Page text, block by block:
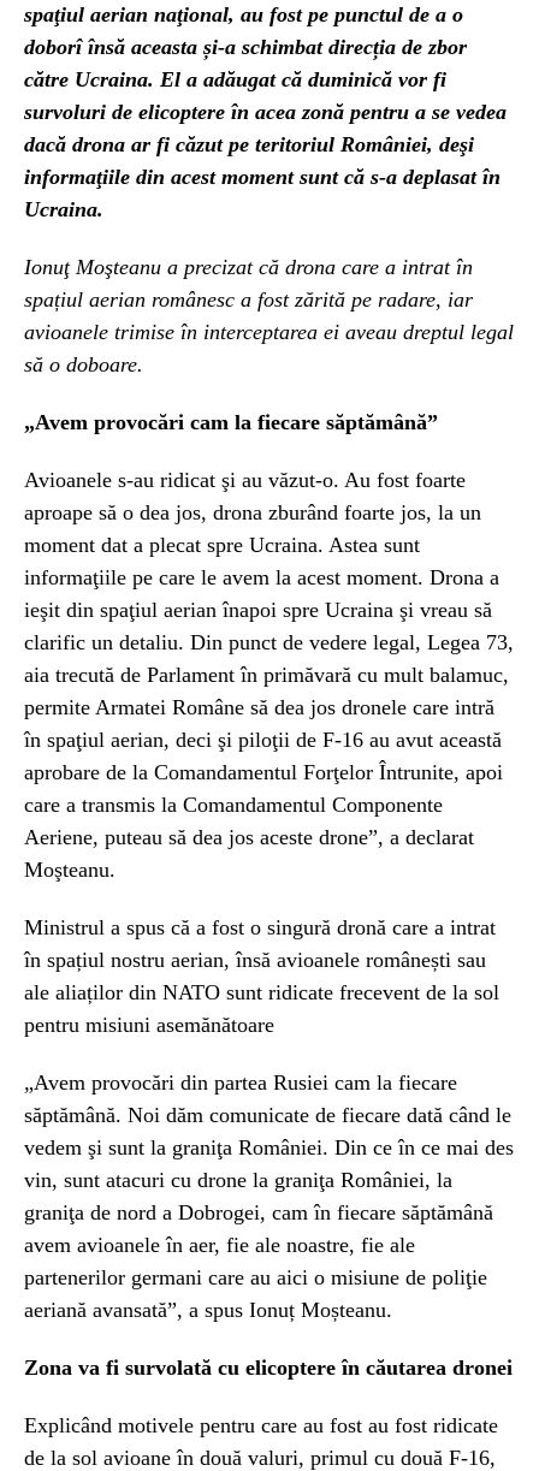
spaţiul aerian naţional, au fost pe punctul de a o
doborî însă aceasta și-a schimbat direcția de zbor
către Ucraina. El a adăugat că duminică vor fi
survoluri de elicoptere în acea zonă pentru a se vedea
dacă drona ar fi căzut pe teritoriul României, deşi
informaţiile din acest moment sunt că s-a deplasat în
Ucraina.
Ionuţ Moşteanu a precizat că drona care a intrat în
spațiul aerian românesc a fost zărită pe radare, iar
avioanele trimise în interceptarea ei aveau dreptul legal
să o doboare.
„Avem provocări cam la fiecare săptămână”
Avioanele s-au ridicat şi au văzut-o. Au fost foarte
aproape să o dea jos, drona zburând foarte jos, la un
moment dat a plecat spre Ucraina. Astea sunt
informaţiile pe care le avem la acest moment. Drona a
ieşit din spaţiul aerian înapoi spre Ucraina şi vreau să
clarific un detaliu. Din punct de vedere legal, Legea 73,
aia trecută de Parlament în primăvară cu mult balamuc,
permite Armatei Române să dea jos dronele care intră
în spaţiul aerian, deci şi piloţii de F-16 au avut această
aprobare de la Comandamentul Forţelor Întrunite, apoi
care a transmis la Comandamentul Componente
Aeriene, puteau să dea jos aceste drone”, a declarat
Moşteanu.
Ministrul a spus că a fost o singură dronă care a intrat
în spațiul nostru aerian, însă avioanele românești sau
ale aliaților din NATO sunt ridicate frecevent de la sol
pentru misiuni asemănătoare
„Avem provocări din partea Rusiei cam la fiecare
săptămână. Noi dăm comunicate de fiecare dată când le
vedem şi sunt la graniţa României. Din ce în ce mai des
vin, sunt atacuri cu drone la graniţa României, la
graniţa de nord a Dobrogei, cam în fiecare săptămână
avem avioanele în aer, fie ale noastre, fie ale
partenerilor germani care au aici o misiune de poliţie
aeriană avansată”, a spus Ionuț Moșteanu.
Zona va fi survolată cu elicoptere în căutarea dronei
Explicând motivele pentru care au fost au fost ridicate
de la sol avioane în două valuri, primul cu două F-16,